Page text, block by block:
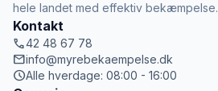
hele landet med effektiv bekæmpelse.
Kontakt
call42 48 67 78
mailinfo@myrebekaempelse.dk
scheduleAlle hverdage: 08:00 - 16:00